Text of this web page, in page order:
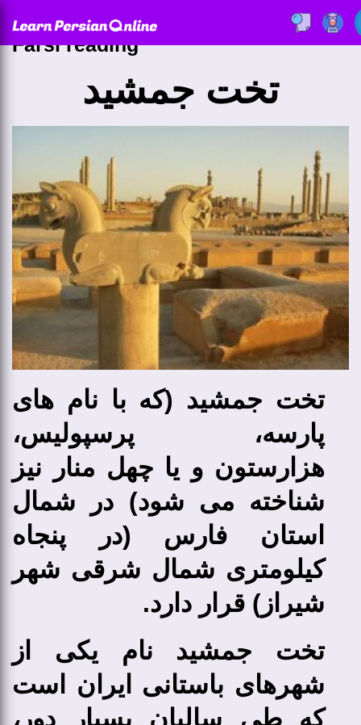
Farsi reading
تخت جمشید
تخت جمشید (که با نام های
پارسه، پرسپولیس،
هزارستون و یا چهل منار نیز
شناخته می شود) در شمال
استان فارس (در پنجاه
کیلومتری شمال شرقی شهر
شیراز) قرار دارد.
تخت جمشید نام یکی از
شهرهای باستانی ایران است
که طی سالیان بسیار دور،